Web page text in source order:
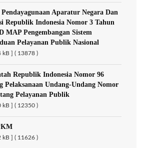
Aparatur Negara Dan
Republik Indonesia Nomor 3 Tahun
MAP Pengembangan Sistem
Pelayanan Publik Nasional
kB ] ( 13878 )
Republik Indonesia Nomor 96
Pelaksanaan Undang-Undang Nomor
Pelayanan Publik
kB ] ( 12350 )
kB ] ( 11626 )